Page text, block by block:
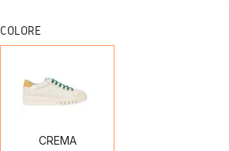
COLORE
CREMA